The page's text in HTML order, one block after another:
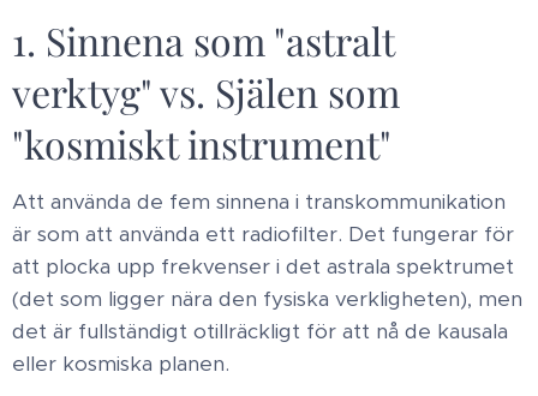
1. Sinnena som "astralt
verktyg" vs. Själen som
"kosmiskt instrument" ​
Att använda de fem sinnena i transkommunikation
är som att använda ett radiofilter. Det fungerar för
att plocka upp frekvenser i det astrala spektrumet
(det som ligger nära den fysiska verkligheten), men
det är fullständigt otillräckligt för att nå de kausala
eller kosmiska planen. ​